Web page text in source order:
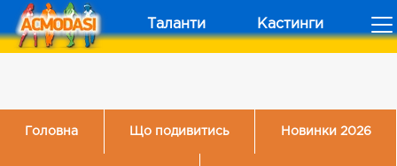
Таланти Кастинги
Головна Що подивитись Новинки 2026